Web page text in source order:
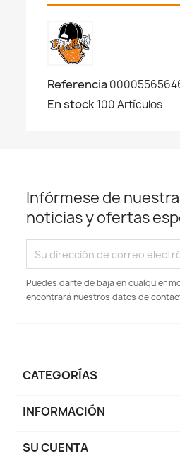
Referencia
En stock100 Artículos
Infórmese de
noticias y ofertas
Puedes darte de baja en cualquier
encontrará nuestros datos de
CATEGORÍAS
INFORMACIÓN
SU CUENTA